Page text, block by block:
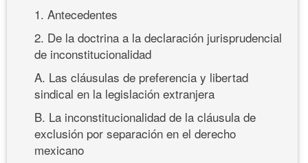
1. Antecedentes
2. De la doctrina a la declaración jurisprudencial
de inconstitucionalidad
A. Las cláusulas de preferencia y libertad
sindical en la legislación extranjera
B. La inconstitucionalidad de la cláusula de
exclusión por separación en el derecho
mexicano